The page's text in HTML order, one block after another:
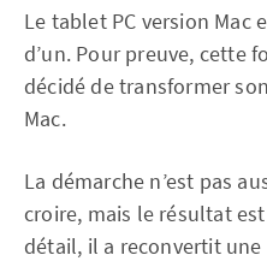
Le tablet PC version Mac
d’un. Pour preuve, cette
décidé de transformer
Mac.
La démarche n’est pas
croire, mais le résultat
détail, il a reconvertit